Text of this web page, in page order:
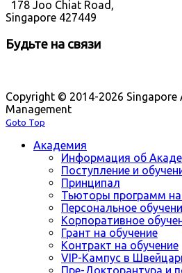
178 Joo Chiat Road,
Singapore 427449
Будьте на связи
Copyright © 2014-2026
Management
Goto Top
Академия
Информация об
Поступление и
Принципал
Тьюторы программ на
Персональное
Корпоративное
Грант на обучение
Контракт на обучение
VIP-Кампус в
Пре-Докторантура и